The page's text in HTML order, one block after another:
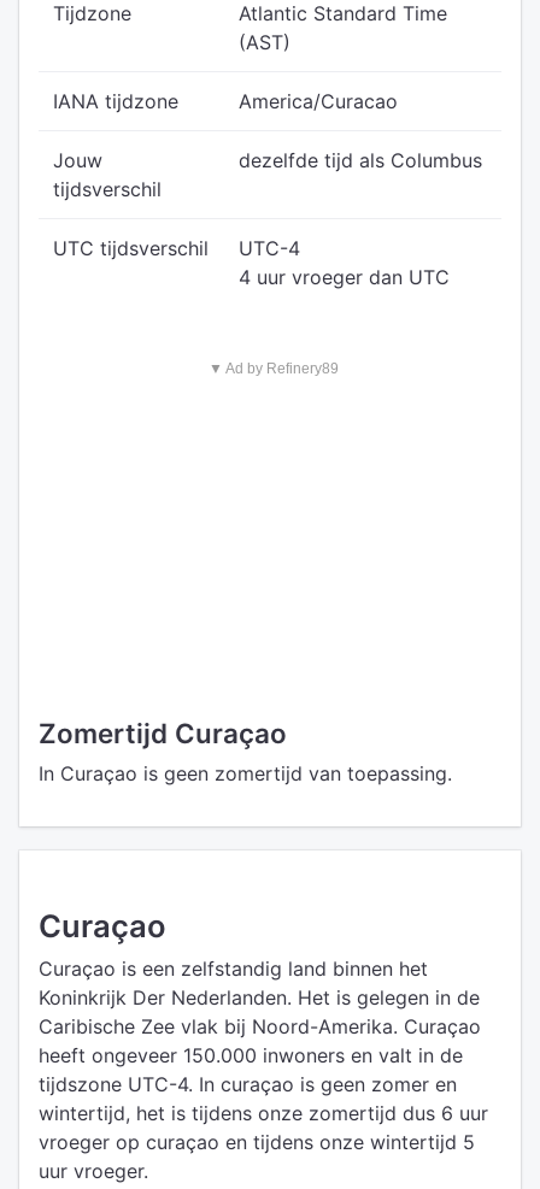
Tijdzone
Atlantic Standard Time
(AST)
IANA tijdzone America/Curacao
Jouw
tijdsverschil
dezelfde tijd als Columbus
UTC tijdsverschil
UTC-4
4 uur vroeger dan UTC
▼ Ad by Refinery89
Zomertijd Curaçao
In Curaçao is geen zomertijd van toepassing.
Curaçao
Curaçao is een zelfstandig land binnen het
Koninkrijk Der Nederlanden. Het is gelegen in de
Caribische Zee vlak bij Noord-Amerika. Curaçao
heeft ongeveer 150.000 inwoners en valt in de
tijdszone UTC-4. In curaçao is geen zomer en
wintertijd, het is tijdens onze zomertijd dus 6 uur
vroeger op curaçao en tijdens onze wintertijd 5
uur vroeger.